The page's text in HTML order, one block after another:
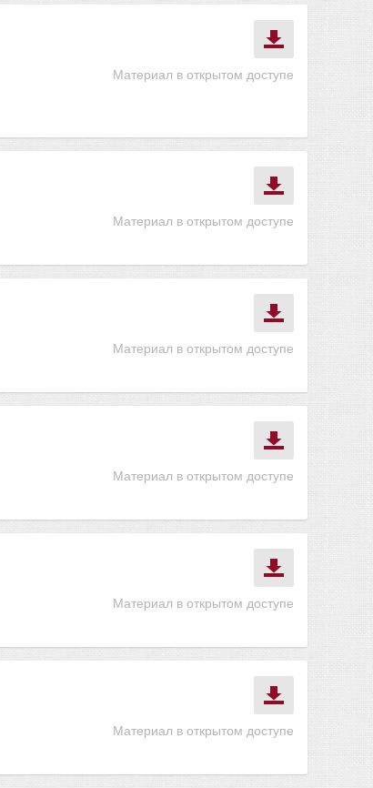
Материал в открытом доступе
Материал в открытом доступе
Материал в открытом доступе
Материал в открытом доступе
Материал в открытом доступе
Материал в открытом доступе